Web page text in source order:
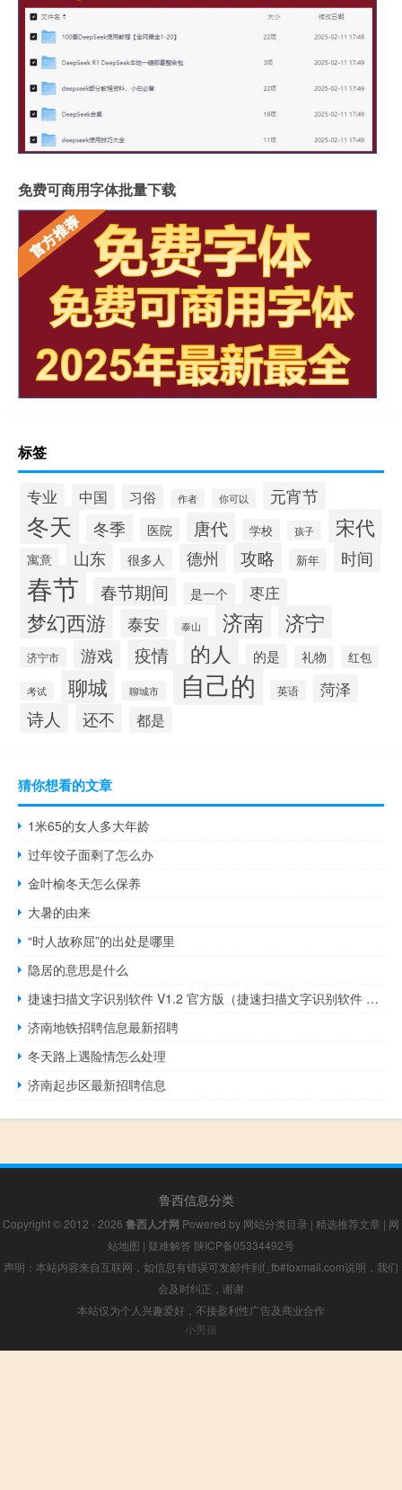
免费可商用字体批量下载
标签
专业 中国 习俗 作者 你可以 元宵节
冬天 冬季 医院 唐代 学校 孩子 宋代
寓意 山东 很多人 德州 攻略 新年 时间
春节 春节期间 是一个 枣庄
梦幻西游 泰安 泰山 济南 济宁
济宁市 游戏 疫情 的人 的是 礼物 红包
考试 聊城 聊城市 自己的 英语 菏泽
诗人 还不 都是
猜你想看的文章
1米65的女人多大年龄
过年饺子面剩了怎么办
金叶榆冬天怎么保养
大暑的由来
“时人故称屈”的出处是哪里
隐居的意思是什么
捷速扫描文字识别软件 V1.2 官方版（捷速扫描文字识别软件 V1.2 官方版功能简介）
济南地铁招聘信息最新招聘
冬天路上遇险情怎么处理
济南起步区最新招聘信息
鲁西信息分类
Copyright © 2012 - 2026 鲁西人才网 Powered by 网站分类目录 | 精选推荐文章 | 网
站地图 | 疑难解答 陕ICP备05334492号
声明：本站内容来自互联网，如信息有错误可发邮件到f_fb#foxmail.com说明，我们
会及时纠正，谢谢
本站仅为个人兴趣爱好，不接盈利性广告及商业合作
小男孩